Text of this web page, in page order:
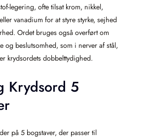
legering, ofte tilsat krom, nikkel,
vanadium for at styre styrke, sejhed
Ordet bruges også overført om
og beslutsomhed, som i nerver af stål,
krydsordets dobbelttydighed.
Krydsord 5
på 5 bogstaver, der passer til